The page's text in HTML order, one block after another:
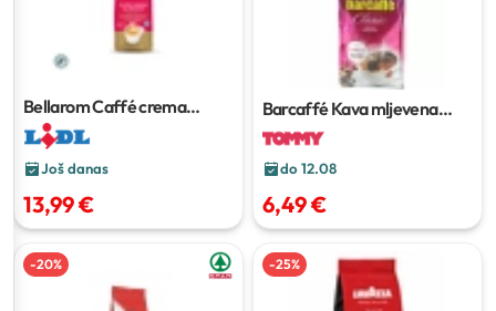
Bellarom Caffé crema
classico XXL
Još danas
13,99 €
Barcaffé Kava mljevena
400 g
do 12.08
6,49 €
-20% -25%